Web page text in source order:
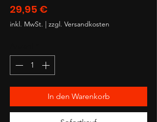
29,95 €
inkl. MwSt. | zzgl. Versandkosten
In den Warenkorb